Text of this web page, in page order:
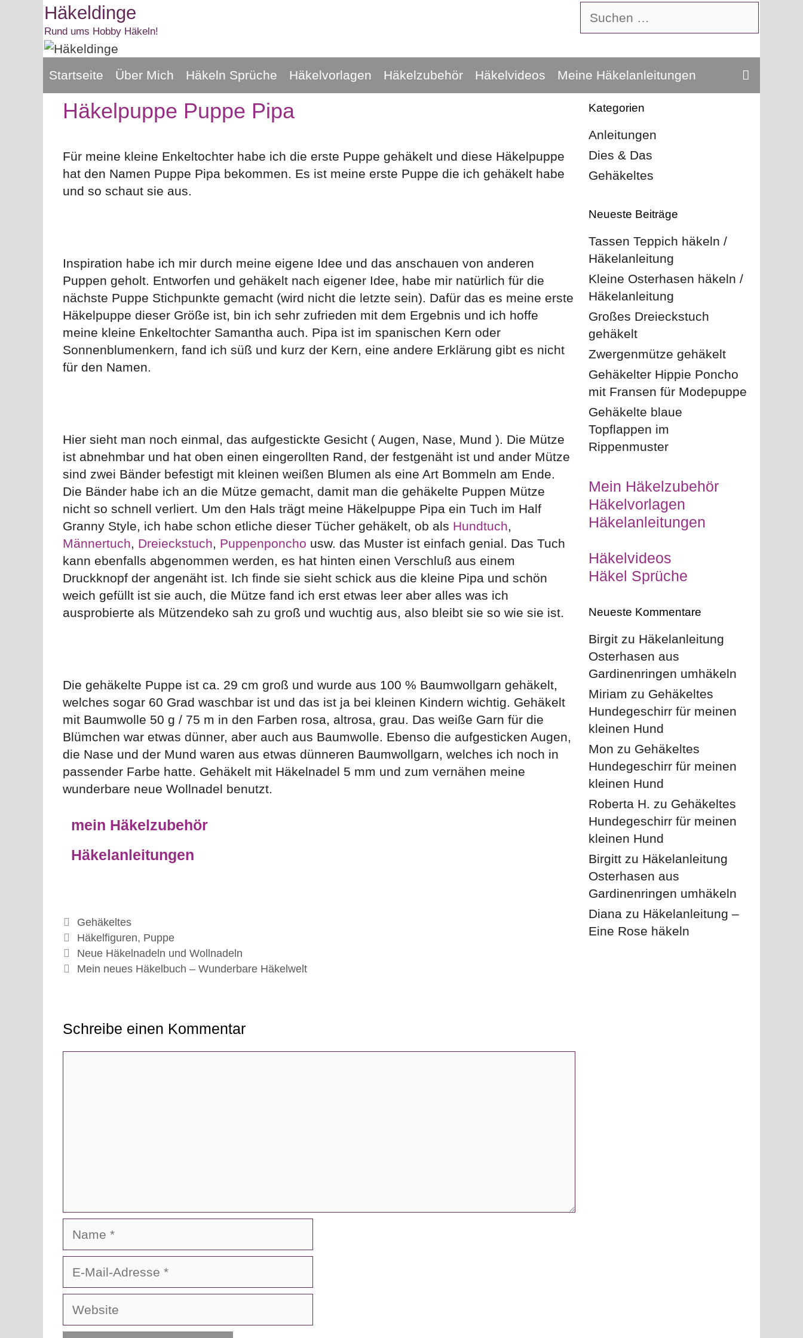
springen
Suchen
Häkeldinge
Rund ums Hobby Häkeln!
Startseite Über Mich Häkeln Sprüche Häkelvorlagen Häkelzubehör Häkelvideos Meine Häkelanleitungen
Häkelpuppe Puppe Pipa
Für meine kleine Enkeltochter habe ich die erste Puppe gehäkelt und diese Häkelpuppe
hat den Namen Puppe Pipa bekommen. Es ist meine erste Puppe die ich gehäkelt habe
und so schaut sie aus.
Inspiration habe ich mir durch meine eigene Idee und das anschauen von anderen
Puppen geholt. Entworfen und gehäkelt nach eigener Idee, habe mir natürlich für die
nächste Puppe Stichpunkte gemacht (wird nicht die letzte sein). Dafür das es meine erste
Häkelpuppe dieser Größe ist, bin ich sehr zufrieden mit dem Ergebnis und ich hoffe
meine kleine Enkeltochter Samantha auch. Pipa ist im spanischen Kern oder
Sonnenblumenkern, fand ich süß und kurz der Kern, eine andere Erklärung gibt es nicht
für den Namen.
Hier sieht man noch einmal, das aufgestickte Gesicht ( Augen, Nase, Mund ). Die Mütze
ist abnehmbar und hat oben einen eingerollten Rand, der festgenäht ist und ander Mütze
sind zwei Bänder befestigt mit kleinen weißen Blumen als eine Art Bommeln am Ende.
Die Bänder habe ich an die Mütze gemacht, damit man die gehäkelte Puppen Mütze
nicht so schnell verliert. Um den Hals trägt meine Häkelpuppe Pipa ein Tuch im Half
Granny Style, ich habe schon etliche dieser Tücher gehäkelt, ob als Hundtuch,
Männertuch, Dreieckstuch, Puppenponcho usw. das Muster ist einfach genial. Das Tuch
kann ebenfalls abgenommen werden, es hat hinten einen Verschluß aus einem
Druckknopf der angenäht ist. Ich finde sie sieht schick aus die kleine Pipa und schön
weich gefüllt ist sie auch, die Mütze fand ich erst etwas leer aber alles was ich
ausprobierte als Mützendeko sah zu groß und wuchtig aus, also bleibt sie so wie sie ist.
Die gehäkelte Puppe ist ca. 29 cm groß und wurde aus 100 % Baumwollgarn gehäkelt,
welches sogar 60 Grad waschbar ist und das ist ja bei kleinen Kindern wichtig. Gehäkelt
mit Baumwolle 50 g / 75 m in den Farben rosa, altrosa, grau. Das weiße Garn für die
Blümchen war etwas dünner, aber auch aus Baumwolle. Ebenso die aufgesticken Augen,
die Nase und der Mund waren aus etwas dünneren Baumwollgarn, welches ich noch in
passender Farbe hatte. Gehäkelt mit Häkelnadel 5 mm und zum vernähen meine
wunderbare neue Wollnadel benutzt.
mein Häkelzubehör
Häkelanleitungen
Kategorien
Gehäkeltes
Schlagwörter
Häkelfiguren, Puppe
Neue Häkelnadeln und Wollnadeln
Mein neues Häkelbuch – Wunderbare Häkelwelt
Schreibe einen Kommentar
Adresse
Website
Kategorien
Anleitungen
Dies & Das
Gehäkeltes
Neueste Beiträge
Tassen Teppich häkeln /
Häkelanleitung
Kleine Osterhasen häkeln /
Häkelanleitung
Großes Dreieckstuch
gehäkelt
Zwergenmütze gehäkelt
Gehäkelter Hippie Poncho
mit Fransen für Modepuppe
Gehäkelte blaue
Topflappen im
Rippenmuster
Mein Häkelzubehör
Häkelvorlagen
Häkelanleitungen
Häkelvideos
Häkel Sprüche
Neueste Kommentare
Birgitzu Häkelanleitung
Osterhasen aus
Gardinenringen umhäkeln
Miriam zu Gehäkeltes
Hundegeschirr für meinen
kleinen Hund
Mon zu Gehäkeltes
Hundegeschirr für meinen
kleinen Hund
Roberta H. zu Gehäkeltes
Hundegeschirr für meinen
kleinen Hund
Birgittzu Häkelanleitung
Osterhasen aus
Gardinenringen umhäkeln
Dianazu Häkelanleitung –
Eine Rose häkeln